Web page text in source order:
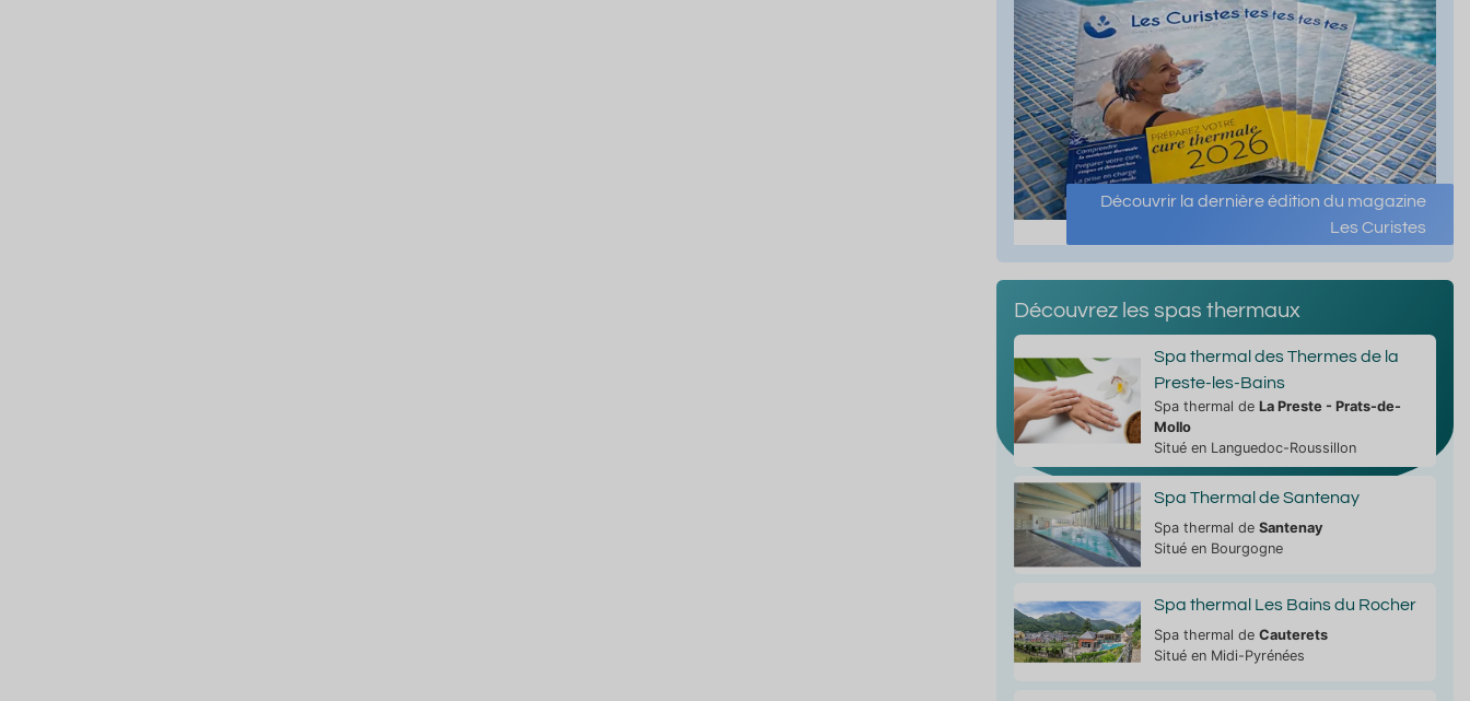
Découvrir la dernière édition du magazine
Les Curistes
Découvrez les spas thermaux
Spa thermal des Thermes de la
Preste-les-Bains
Spa thermal de La Preste - Prats-de-
Mollo
Situé en Languedoc-Roussillon
Spa Thermal de Santenay
Spa thermal de Santenay
Situé en Bourgogne
Spa thermal Les Bains du Rocher
Spa thermal de Cauterets
Situé en Midi-Pyrénées